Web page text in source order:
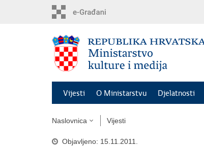
Vijesti O Ministarstvu Djelatnosti
Naslovnica Vijesti
Objavljeno: 15.11.2011.